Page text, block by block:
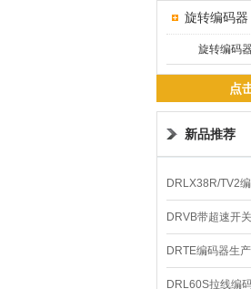
旋转编码器
旋转编码
点
新品推荐
DRLX38R/TV2
DRVB带超速开
DRTE编码器生
DRL60S拉线编